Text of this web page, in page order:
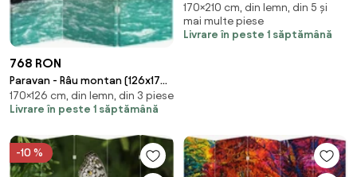
768 RON
Paravan - Râu montan (126x170
cm)
170×126 cm, din lemn, din 3 piese
Livrare în peste 1 săptămână
170×210 cm, din lemn, din 5 și
mai multe piese
Livrare în peste 1 săptămână
-10 %